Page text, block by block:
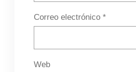
Correo electrónico *
Web